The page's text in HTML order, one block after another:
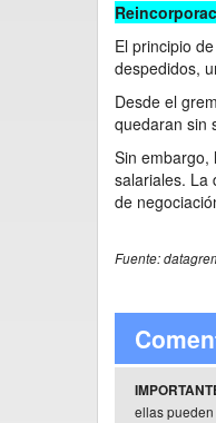
El principio
despedidos,
Desde el
quedaran sin
Sin embargo,
salariales. La
de
Fuente:
ellas